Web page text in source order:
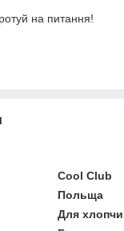
на питання!
Cool Club
Польща
Для